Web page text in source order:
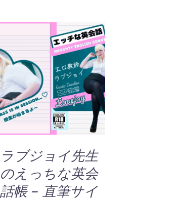
お買い物カゴに追加
/
QUICK VIEW
ラブジョイ先生
のえっちな英会
話帳 – 直筆サイ